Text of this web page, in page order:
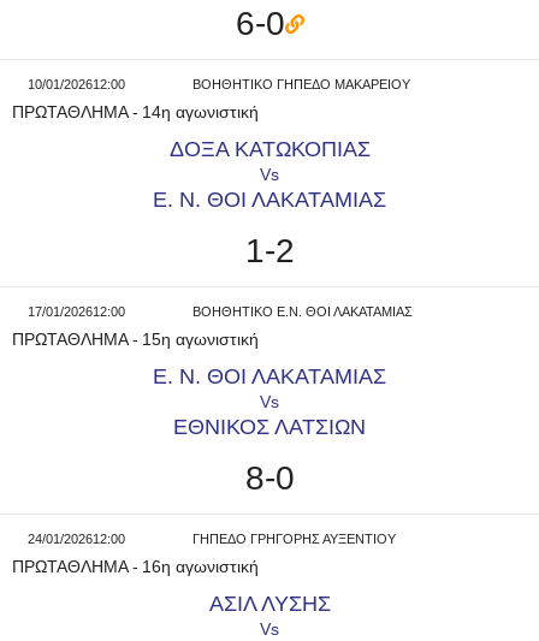
6-0
10/01/202612:00 ΒΟΗΘΗΤΙΚΟ ΓΗΠΕΔΟ ΜΑΚΑΡΕΙΟΥ
ΠΡΩΤΑΘΛΗΜΑ- 14η αγωνιστική
ΔΟΞΑ ΚΑΤΩΚΟΠΙΑΣ
Vs
Ε. Ν. ΘΟΙ ΛΑΚΑΤΑΜΙΑΣ
1-2
17/01/202612:00 ΒΟΗΘΗΤΙΚΟ Ε.Ν. ΘΟΙ ΛΑΚΑΤΑΜΙΑΣ
ΠΡΩΤΑΘΛΗΜΑ- 15η αγωνιστική
Ε. Ν. ΘΟΙ ΛΑΚΑΤΑΜΙΑΣ
Vs
ΕΘΝΙΚΟΣ ΛΑΤΣΙΩΝ
8-0
24/01/202612:00 ΓΗΠΕΔΟ ΓΡΗΓΟΡΗΣ ΑΥΞΕΝΤΙΟΥ
ΠΡΩΤΑΘΛΗΜΑ- 16η αγωνιστική
ΑΣΙΛ ΛΥΣΗΣ
Vs